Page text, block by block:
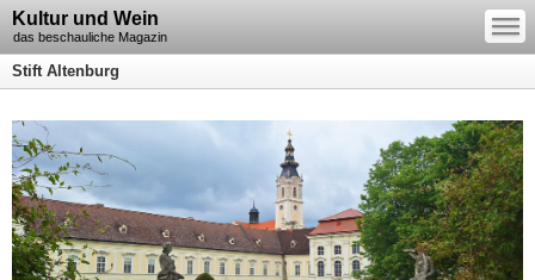
Kultur und Wein
das beschauliche Magazin
—
—
—
Stift Altenburg